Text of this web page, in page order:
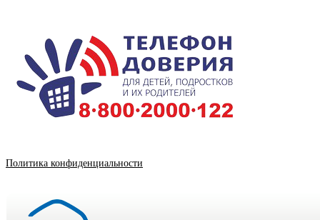
Политика конфиденциальности